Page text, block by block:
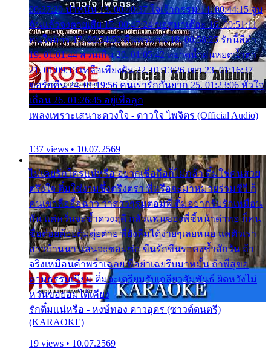
00:37:20 ปาหนัน 13. 00:40:37 ใจเจ้ากรรม 14. 00:44:15 จูบ
ฉันแล้วจงตายเสีย 15. 00:47:24 ขอสูมาเต๊อะ 16. 00:51:11
คนใจมาร 17. 00:54:50 คืนทรมาน 18. 00:58:25 รักนี้สีดำ
19. 01:01:44 ส่วนเกิน 20. 01:05:42 หยาดน้ำฝนหยดน้ำตา
21. 01:09:13 เหลือเพียงฝัน 22. 01:13:26 เขา 23. 01:16:37
ขอรักคืน 24. 01:19:56 คนเรารักกันยาก 25. 01:23:06 หัวใจ
เถื่อน 26. 01:26:45 อยู่เพื่อลูก
เพลงเพราะเสนาะดวงใจ - ดาวใจ ไพจิตร (Official Audio)
137 views • 10.07.2569
ไม่เคยรักใครแน่หรือ อยากเชื่อถือก็ไม่กล้า ติ๋มใช่คนสวย
ตรึงใจ ติ๋มใช่งามซึ้งตรึงตรา พี่หรือจะมาหมายร่วมชีวี ก็
คนเขาลืออื้อฉาว ว่าสาวๆรุมตอมพี่ ติ๋มอยากรับรักเหมือน
กัน แต่หวั่นจะช้ำดวงฤดี กลัวแฟนของพี่ชี้หน้าด่าทอ ก็คน
ชื่อต๋อยต้อยตุ้มตุ๋ยต่าย พี่ยังลืมได้ง่ายๆเลยหนอ แค่ตัวเรา
สาวบ้านนา แสนจะซอมซ่อ ขืนรักขืนรอคงช้ำสักวัน ถ้า
จริงเหมือนคำพร่ำเฉลย พี่อย่าเฉยรีบมาหมั้น ถ้าพี่สู่ขอ
ตามธรรมเนียม ติ๋มจะเตรียมรับเกลียวสัมพันธ์ ผิดหวังไม่
หวั่นขอยอมได้เคียง
รักติ๋มแน่หรือ - หงษ์ทอง ดาวอุดร (ซาวด์ดนตรี)
(KARAOKE)
19 views • 10.07.2569